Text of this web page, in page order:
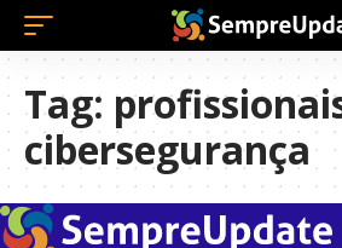
Tag:
cibersegurança